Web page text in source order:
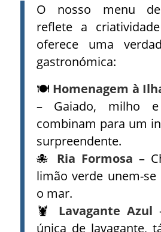
O nosso menu de
reflete a
oferece uma
gastronómica:
🍽️ Homenagem à
– Gaiado, milho
combinam para um
surpreendente.
🐙 Ria Formosa –
limão verde unem-
o mar.
🦞 Lavagante Azul
única de lavagante,